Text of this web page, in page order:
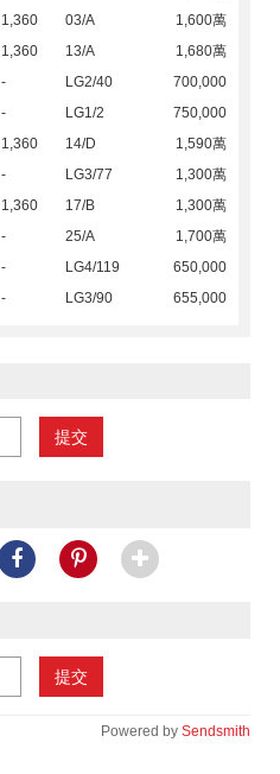
1,360 03/A
1,600萬
1,360 13/A
1,680萬
- LG2/40
700,000
- LG1/2
750,000
1,360 14/D
1,590萬
- LG3/77
1,300萬
1,360 17/B
1,300萬
- 25/A
1,700萬
- LG4/119
650,000
- LG3/90 655,000
提交
提交
Powered by Sendsmith